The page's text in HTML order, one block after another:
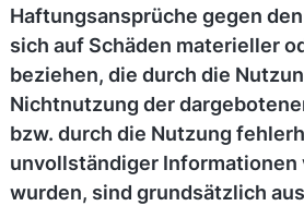
Haftungsansprüche gegen
sich auf Schäden materieller
beziehen, die durch die
Nichtnutzung der
bzw. durch die Nutzung
unvollständiger Informationen
wurden, sind grundsätzlich